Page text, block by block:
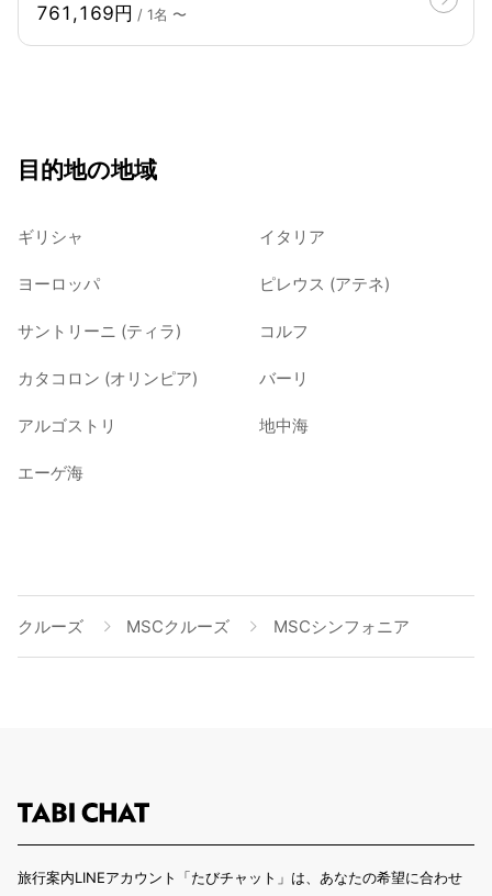
761,169円 / 1名 〜
目的地の地域
ギリシャ イタリア
ヨーロッパ ピレウス (アテネ)
サントリーニ (ティラ) コルフ
カタコロン (オリンピア) バーリ
アルゴストリ 地中海
エーゲ海
クルーズ MSCクルーズ MSCシンフォニア
旅行案内LINEアカウント「たびチャット」は、あなたの希望に合わせ